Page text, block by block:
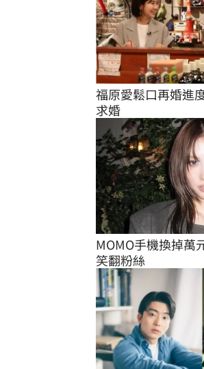
福原愛鬆口再婚進
求婚
MOMO手機換掉萬
笑翻粉絲